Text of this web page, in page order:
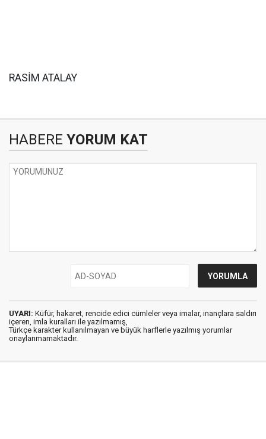
RASİM ATALAY
HABERE YORUM KAT
UYARI: Küfür, hakaret, rencide edici cümleler veya imalar, inançlara saldırı
içeren, imla kuralları ile yazılmamış,
Türkçe karakter kullanılmayan ve büyük harflerle yazılmış yorumlar
onaylanmamaktadır.